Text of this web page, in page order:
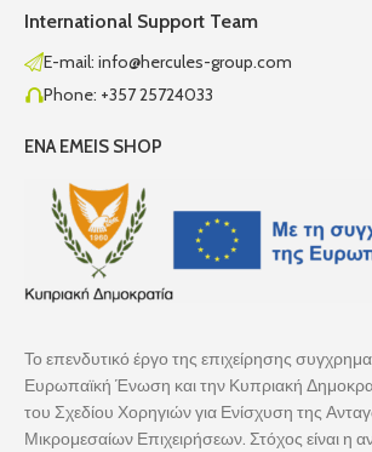
International Support Team
E-mail: info@hercules-group.com
Phone: +357 25724033
ENA EMEIS SHOP
Το επενδυτικό έργο της επιχείρησης
Ευρωπαϊκή Ένωση και την Κυπριακή
του Σχεδίου Χορηγιών για Ενίσχυση της
Μικρομεσαίων Επιχειρήσεων. Στόχος είναι η